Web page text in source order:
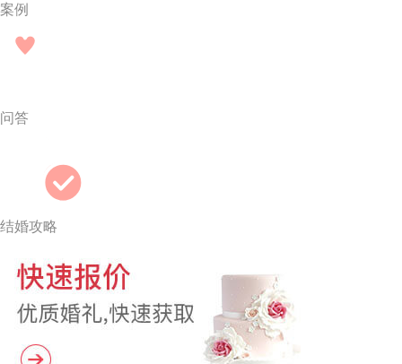
案例
问答
结婚攻略